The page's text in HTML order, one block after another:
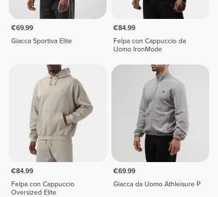
€69.99
Giacca Sportiva Elite
€84.99
Felpa con Cappuccio da
Uomo IronMode
€84.99
Felpa con Cappuccio
Oversized Elite
€69.99
Giacca da Uomo Athleisure P